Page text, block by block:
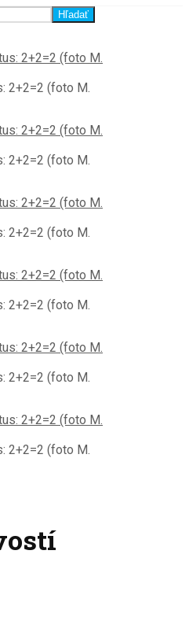
Hľadať
2+2=2 (foto M.
2+2=2 (foto M.
2+2=2 (foto M.
2+2=2 (foto M.
2+2=2 (foto M.
2+2=2 (foto M.